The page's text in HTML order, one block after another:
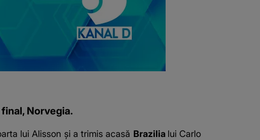
Norvegia.
lui Alisson și a trimis acasă Brazilia lui Carlo